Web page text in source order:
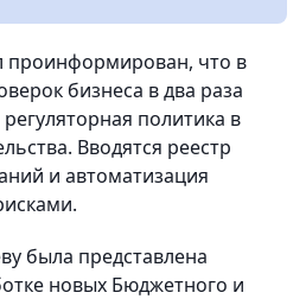
проинформирован, что в
бизнеса в два раза
политика в
Вводятся реестр
и автоматизация
была представлена
новых Бюджетного и